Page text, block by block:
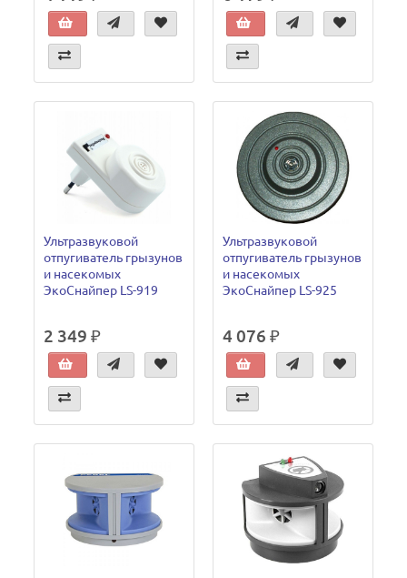
Ультразвуковой
отпугиватель грызунов
и насекомых
ЭкоСнайпер LS-919
2 349 ₽
Ультразвуковой
отпугиватель грызунов
и насекомых
ЭкоСнайпер LS-925
4 076 ₽